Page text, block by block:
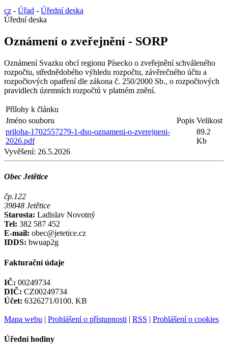
cz - Úřad - Úřední deska
Úřední deska
Oznámení o zveřejnění - SORP
Oznámení Svazku obcí regionu Písecko o zveřejnění schváleného
rozpočtu, střednědobého výhledu rozpočtu, závěrečného účtu a
rozpočtových opatření dle zákona č. 250/2000 Sb., o rozpočtových
pravidlech územních rozpočtů v platném znění.
Přílohy k článku
Jméno souboru
Popis Velikost
priloha-1702557279-1-dso-oznameni-o-zverejneni-
2026.pdf
89.2
Kb
Vyvěšení: 26.5.2026
Obec Jetětice
čp.122
39848 Jetětice
Starosta: Ladislav Novotný
Tel: 382 587 452
E-mail: obec@jetetice.cz
IDDS: bwuap2g
Fakturační údaje
IČ: 00249734
DIČ: CZ00249734
Účet: 6326271/0100, KB
Mapa webu | Prohlášení o přístupnosti | RSS | Prohlášení o cookies
Úřední hodiny